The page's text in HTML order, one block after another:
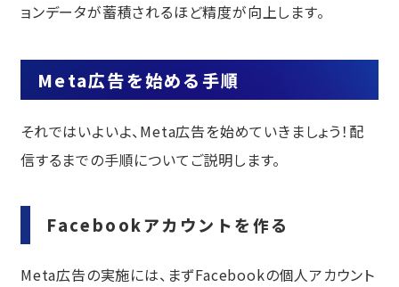
ョンデータが蓄積されるほど精度が向上します。
Meta広告を始める手順
それではいよいよ、Meta広告を始めていきましょう！配
信するまでの手順についてご説明します。
Facebookアカウントを作る
Meta広告の実施には、まずFacebookの個人アカウント